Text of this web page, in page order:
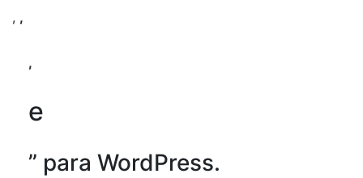
, ,
,
e
” para WordPress.